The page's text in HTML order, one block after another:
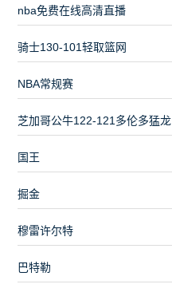
nba免费在线高清直播
骑士130-101轻取篮网
NBA常规赛
芝加哥公牛122-121多伦多猛龙
国王
掘金
穆雷许尔特
巴特勒